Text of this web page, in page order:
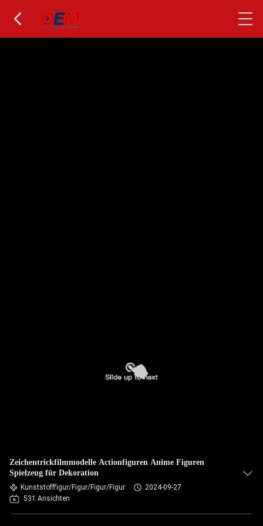
Zeichentrickfilmmodelle Actionfiguren Anime Figuren
Spielzeug für Dekoration
Kunststofffigur/Figur/Figur/Figur
2024-09-27
531 Ansichten